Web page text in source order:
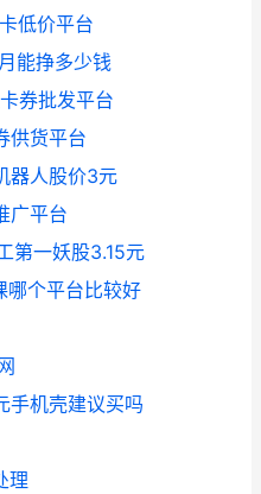
低价平台
能挣多少钱
券批发平台
供货平台
器人股价3元
广平台
第一妖股3.15元
哪个平台比较好
手机壳建议买吗
理